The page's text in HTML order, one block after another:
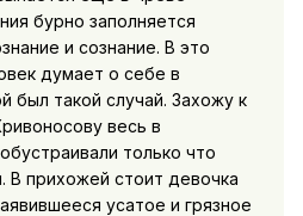
бурно заполняется
и сознание. В это
думает о себе в
был такой случай. Захожу к
весь в
только что
В прихожей стоит девочка
усатое и грязное